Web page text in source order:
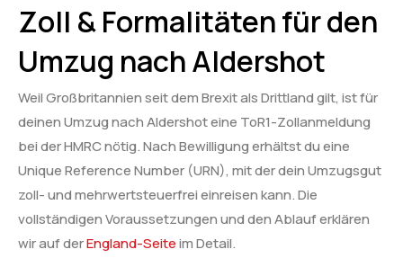
Zoll & Formalitäten für den
Umzug nach Aldershot
Weil Großbritannien seit dem Brexit als Drittland gilt, ist für
deinen Umzug nach Aldershot eine ToR1-Zollanmeldung
bei der HMRC nötig. Nach Bewilligung erhältst du eine
Unique Reference Number (URN), mit der dein Umzugsgut
zoll- und mehrwertsteuerfrei einreisen kann. Die
vollständigen Voraussetzungen und den Ablauf erklären
wir auf derEngland-Seiteim Detail.